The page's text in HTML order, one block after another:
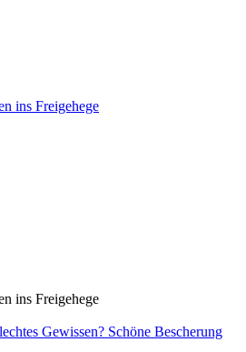
ins Freigehege
ins Freigehege
Gewissen? Schöne Bescherung